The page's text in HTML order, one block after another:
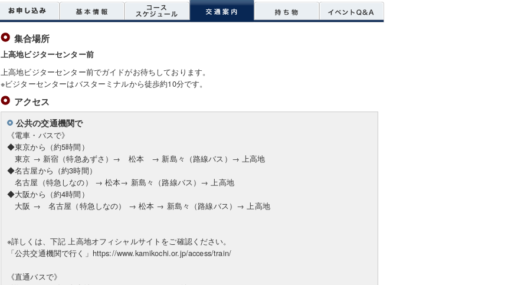
集合場所
上高地ビジターセンター前
上高地ビジターセンター前でガイドがお待ちしております。
※ビジターセンターはバスターミナルから徒歩約10分です。
アクセス
公共の交通機関で
《電車・バスで》
◆東京から（約5時間）
東京 → 新宿（特急あずさ）→ 松本 → 新島々（路線バス）→ 上高地
◆名古屋から（約3時間）
名古屋（特急しなの） → 松本→ 新島々（路線バス）→ 上高地
◆大阪から（約4時間）
大阪 → 名古屋（特急しなの） → 松本 → 新島々（路線バス）→ 上高地
※詳しくは、下記 上高地オフィシャルサイトをご確認ください。
「公共交通機関で行く」https://www.kamikochi.or.jp/access/train/
《直通バスで》